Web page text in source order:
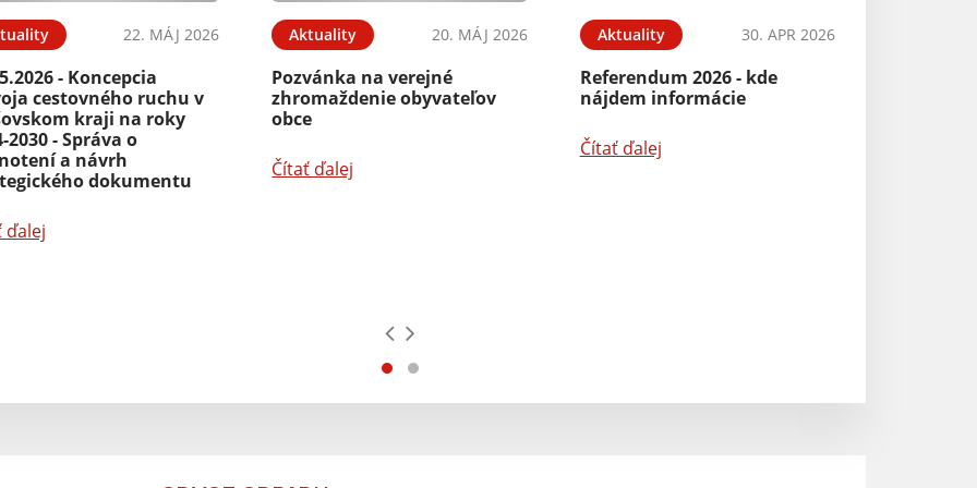
22. MÁJ 2026
- Koncepcia
cestovného ruchu v
kraji na roky
2030 - Správa o
a návrh
dokumentu
ďalej
Aktuality 20. MÁJ 2026
Pozvánka na verejné
zhromaždenie obyvateľov
obce
Čítať ďalej
Aktuality 30. APR 2026
Referendum 2026 - kde
nájdem informácie
Čítať ďalej